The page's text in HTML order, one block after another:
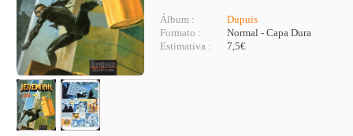
Álbum :
Dupuis
Formato :
Normal - Capa Dura
Estimativa :
7,5€